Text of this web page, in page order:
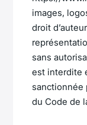
images,
droit
sans
est interdite
sanctionnée
du Code de